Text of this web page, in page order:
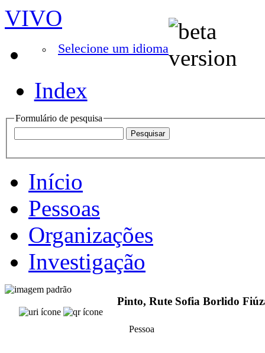
VIVO
Selecione um idioma
Index
Formulário de pesquisa
Início
Pessoas
Organizações
Investigação
Pinto, Rute Sofia Borlido
Pessoa